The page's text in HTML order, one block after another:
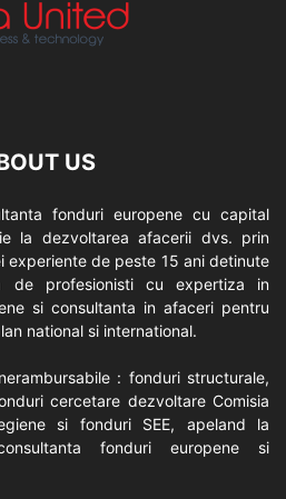
US
fonduri europene cu capital
la dezvoltarea afacerii dvs. prin
experiente de peste 15 ani detinute
de profesionisti cu expertiza in
si consultanta in afaceri pentru
national si international.
: fonduri structurale,
cercetare dezvoltare Comisia
si fonduri SEE, apeland la
fonduri europene si